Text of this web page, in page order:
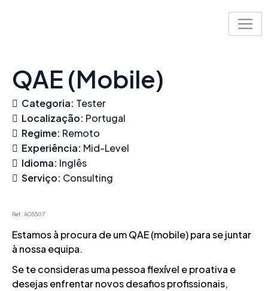
QAE (Mobile)
Categoria: Tester
Localização: Portugal
Regime: Remoto
Experiência: Mid-Level
Idioma: Inglês
Serviço: Consulting
Ref. AO5507
Estamos à procura de um QAE (mobile) para se juntar
à nossa equipa.
Se te consideras uma pessoa flexível e proativa e
desejas enfrentar novos desafios profissionais,